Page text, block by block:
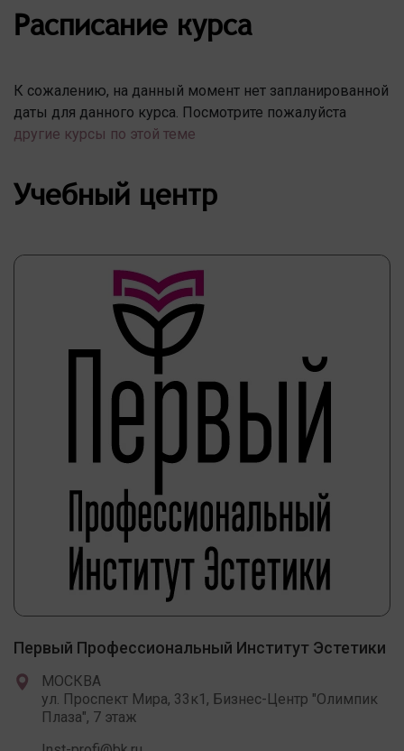
Расписание курса
К сожалению, на данный момент нет запланированной
даты для данного курса. Посмотрите пожалуйста
другие курсы по этой теме
Учебный центр
Первый Профессиональный Институт Эстетики
МОСКВА
ул. Проспект Мира, 33к1, Бизнес-Центр "Олимпик
Плаза", 7 этаж